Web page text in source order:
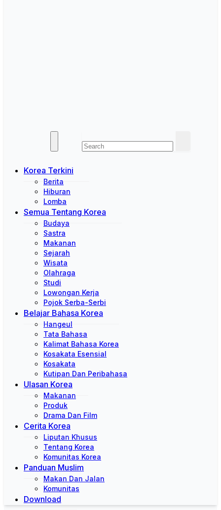
Korea Terkini
Berita
Hiburan
Lomba
Semua Tentang Korea
Budaya
Sastra
Makanan
Sejarah
Wisata
Olahraga
Studi
Lowongan Kerja
Pojok Serba-Serbi
Belajar Bahasa Korea
Hangeul
Tata Bahasa
Kalimat Bahasa Korea
Kosakata Esensial
Kosakata
Kutipan Dan Peribahasa
Ulasan Korea
Makanan
Produk
Drama Dan Film
Cerita Korea
Liputan Khusus
Tentang Korea
Komunitas Korea
Panduan Muslim
Makan Dan Jalan
Komunitas
Download